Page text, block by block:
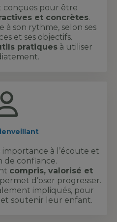
conçues pour être
et concrètes.
à son rythme, selon ses
et ses objectifs.
pratiques à utiliser
veillant
à l’écoute et
de confiance.
compris, valorisé et
d’oser progresser.
impliqués, pour
soutenir leur enfant.